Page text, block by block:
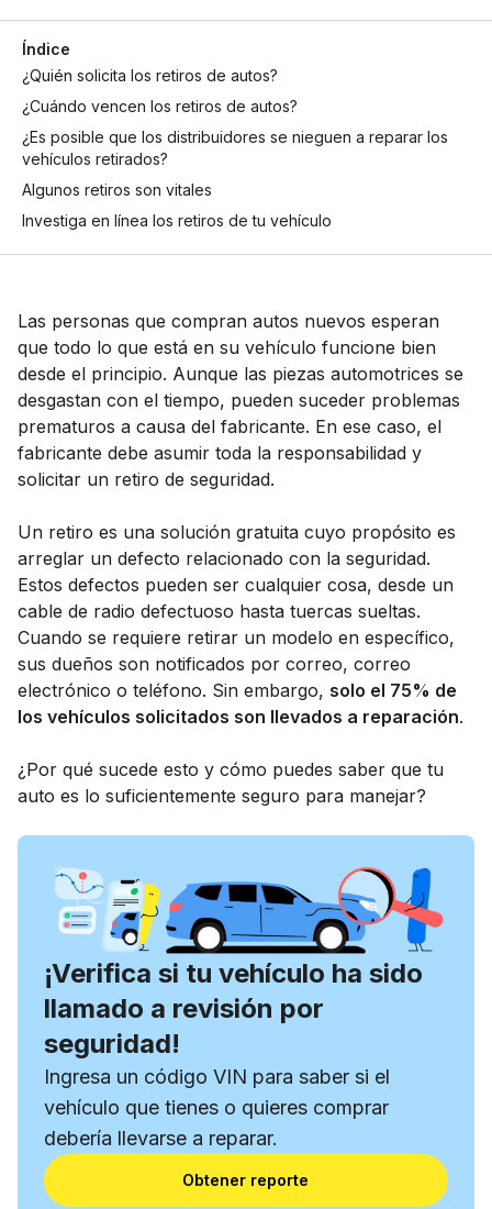
Índice
¿Quién solicita los retiros de autos?
¿Cuándo vencen los retiros de autos?
¿Es posible que los distribuidores se nieguen a reparar los
vehículos retirados?
Algunos retiros son vitales
Investiga en línea los retiros de tu vehículo
Las personas que compran autos nuevos esperan
que todo lo que está en su vehículo funcione bien
desde el principio. Aunque las piezas automotrices se
desgastan con el tiempo, pueden suceder problemas
prematuros a causa del fabricante. En ese caso, el
fabricante debe asumir toda la responsabilidad y
solicitar un retiro de seguridad.
Un retiro es una solución gratuita cuyo propósito es
arreglar un defecto relacionado con la seguridad.
Estos defectos pueden ser cualquier cosa, desde un
cable de radio defectuoso hasta tuercas sueltas.
Cuando se requiere retirar un modelo en específico,
sus dueños son notificados por correo, correo
electrónico o teléfono. Sin embargo, solo el 75% de
los vehículos solicitados son llevados a reparación.
¿Por qué sucede esto y cómo puedes saber que tu
auto es lo suficientemente seguro para manejar?
¡Verifica si tu vehículo ha sido
llamado a revisión por
seguridad!
Ingresa un código VIN para saber si el
vehículo que tienes o quieres comprar
debería llevarse a reparar.
Obtener reporte